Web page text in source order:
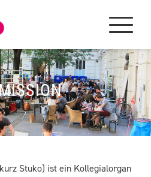
Stuko) ist ein Kollegialorgan